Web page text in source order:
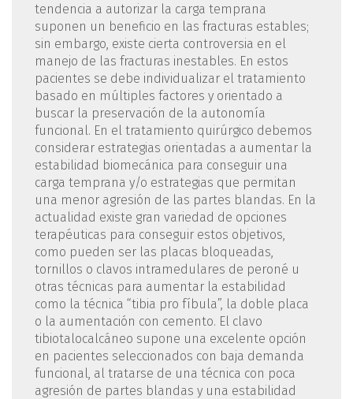
tendencia a autorizar la carga temprana
suponen un beneficio en las fracturas estables;
sin embargo, existe cierta controversia en el
manejo de las fracturas inestables. En estos
pacientes se debe individualizar el tratamiento
basado en múltiples factores y orientado a
buscar la preservación de la autonomía
funcional. En el tratamiento quirúrgico debemos
considerar estrategias orientadas a aumentar la
estabilidad biomecánica para conseguir una
carga temprana y/o estrategias que permitan
una menor agresión de las partes blandas. En la
actualidad existe gran variedad de opciones
terapéuticas para conseguir estos objetivos,
como pueden ser las placas bloqueadas,
tornillos o clavos intramedulares de peroné u
otras técnicas para aumentar la estabilidad
como la técnica “tibia pro fíbula”, la doble placa
o la aumentación con cemento. El clavo
tibiotalocalcáneo supone una excelente opción
en pacientes seleccionados con baja demanda
funcional, al tratarse de una técnica con poca
agresión de partes blandas y una estabilidad